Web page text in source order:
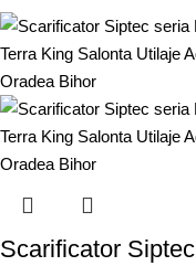
Scarificator Siptec